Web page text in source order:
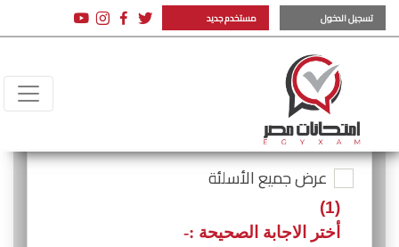
تسجيل الدخول مستخدم جديد
عرض جميع الأسلئة
(1)
أختر الاجابة الصحيحة :-